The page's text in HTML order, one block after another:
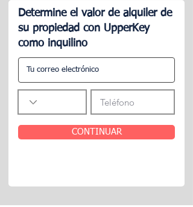
Determine el valor de alquiler de
su propiedad con UpperKey
como inquilino
CONTINUAR